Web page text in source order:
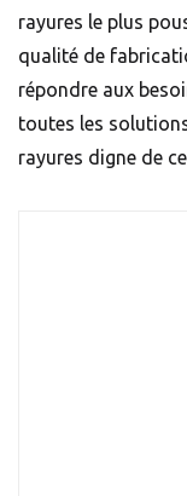
rayures le plus
qualité de
répondre aux
toutes les
rayures digne de